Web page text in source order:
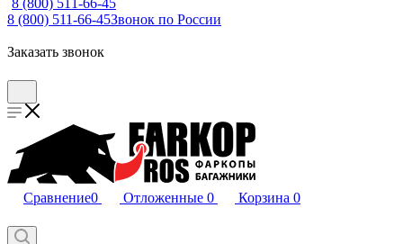
8 (800) 511-66-45
8 (800) 511-66-45Звонок по России
Заказать звонок
Сравнение0 Отложенные 0 Корзина 0